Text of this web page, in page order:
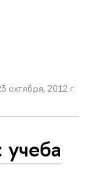
октября, 2012 г.